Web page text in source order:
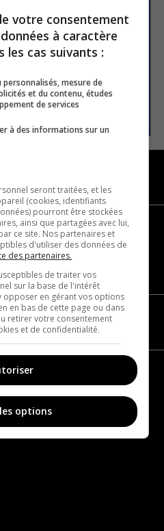
votre consentement
à caractère
les cas suivants :
mesure de
et du contenu, études
de services
à des informations sur un
seront traitées, et les
(cookies, identifiants
pourront être stockées
ainsi que partagées avec lui,
ce site. Nos partenaires et
d'utiliser des données de
des partenaires.
de traiter vos
sur la base de l'intérêt
opposer en gérant vos options
en bas de cette page ou dans
retirer votre consentement
et de confidentialité.
options